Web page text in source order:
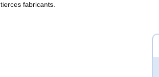
tierces fabricants.